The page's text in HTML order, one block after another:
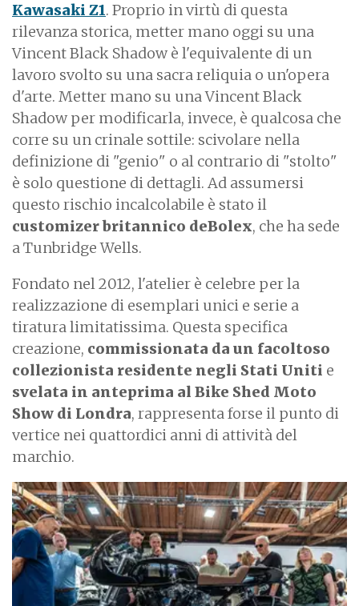
Kawasaki Z1. Proprio in virtù di questa
rilevanza storica, metter mano oggi su una
Vincent Black Shadow è l'equivalente di un
lavoro svolto su una sacra reliquia o un'opera
d'arte. Metter mano su una Vincent Black
Shadow per modificarla, invece, è qualcosa che
corre su un crinale sottile: scivolare nella
definizione di "genio" o al contrario di "stolto"
è solo questione di dettagli. Ad assumersi
questo rischio incalcolabile è stato il
customizer britannico deBolex, che ha sede
a Tunbridge Wells.
Fondato nel 2012, l'atelier è celebre per la
realizzazione di esemplari unici e serie a
tiratura limitatissima. Questa specifica
creazione, commissionata da un facoltoso
collezionista residente negli Stati Uniti e
svelata in anteprima al Bike Shed Moto
Show di Londra, rappresenta forse il punto di
vertice nei quattordici anni di attività del
marchio.
I
m
a
g
e